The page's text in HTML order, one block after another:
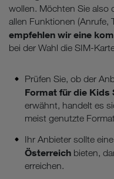
wollen. Möchten Sie also
allen Funktionen (Anrufe,
empfehlen wir eine
bei der Wahl die SIM-
Prüfen Sie, ob der
Format für die
erwähnt, handelt es
meist genutzte
Ihr Anbieter sollte eine
Österreich bieten,
erreichen.
Wenn Sie „Nur
Sie nur jene Cookies im
Website unerlässlich